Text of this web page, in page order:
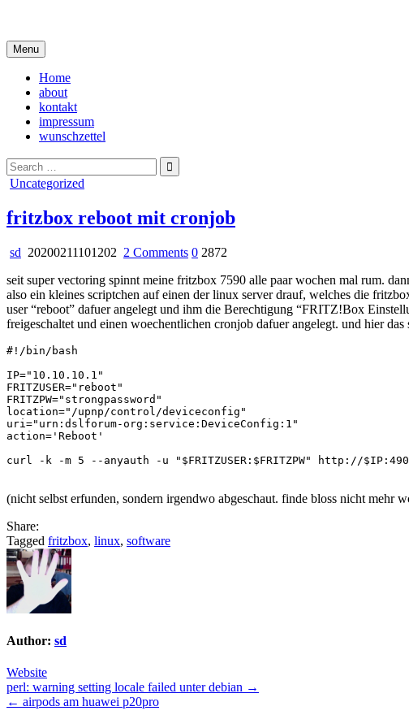
content
Menu
Home
about
kontakt
impressum
wunschzettel
Search
for:
Posted
Uncategorized
fritzbox reboot mit cronjob
sd 20200211101202 2 Commentson
reboot
mit
cronjob
0 2872
seit super vectoring spinnt meine fritzbox 7590 alle paar wochen mal rum.
also ein kleines scriptchen auf einen der linux server drauf, welches die
user “reboot” dafuer angelegt und ihm die Berechtigung “FRITZ!Box
freigeschaltet und einen woechentlichen cronjob dafuer angelegt. und hier das
#!/bin/bash
IP="10.10.10.1"
FRITZUSER="reboot"
FRITZPW="strongpassword"
location="/upnp/control/deviceconfig"
uri="urn:dslforum-org:service:DeviceConfig:1"
action='Reboot'
curl -k -m 5 --anyauth -u "$FRITZUSER:$FRITZPW" http://
(nicht selbst erfunden, sondern irgendwo abgeschaut. finde bloss nicht mehr
Share:
Tagged fritzbox, linux, software
Author: sd
Website
Post
navigation
perl: warning setting locale failed unter debian →
← airpods am huawei p20pro